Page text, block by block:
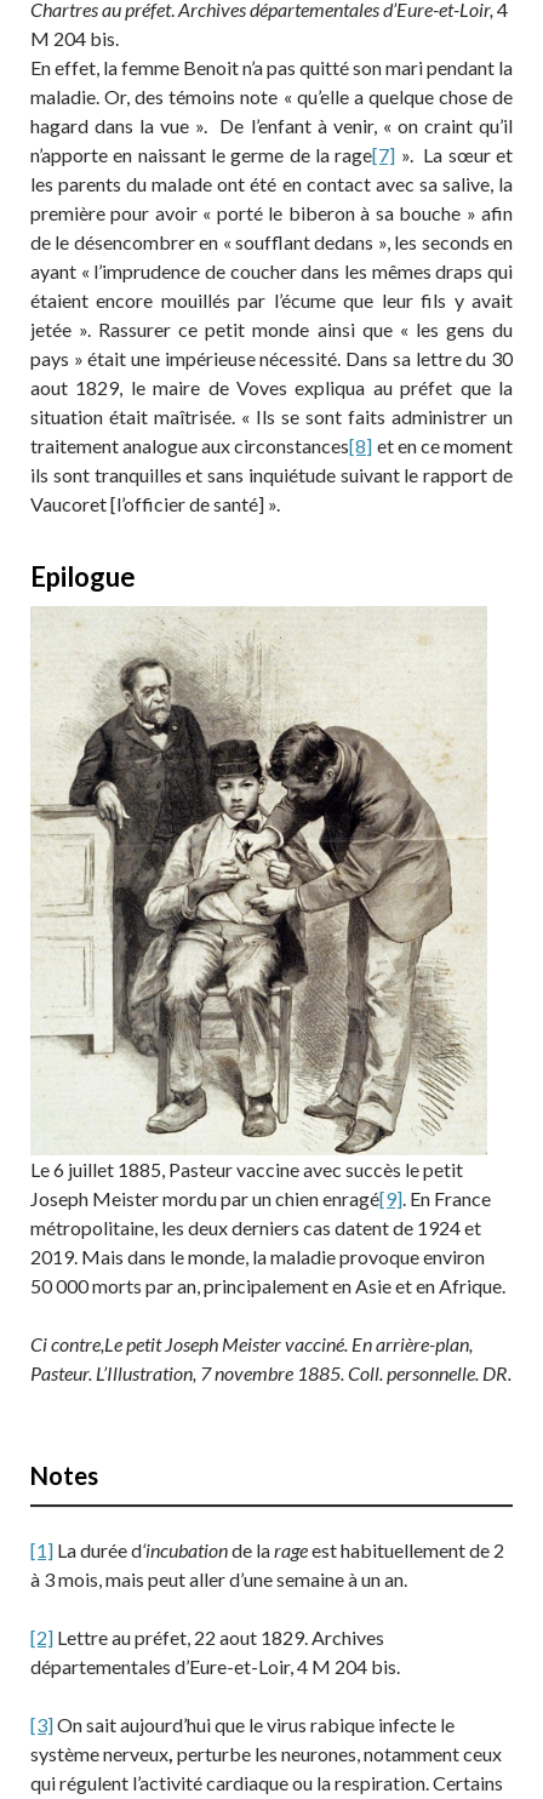
Chartres au préfet.Archives départementales d’Eure-et-Loir, 4
M 204 bis.
En effet, la femme Benoit n’a pas quitté son mari pendant la
maladie. Or, des témoins note « qu’elle a quelque chose de
hagard dans la vue ». De l’enfant à venir, « on craint qu’il
n’apporte en naissant le germe de la rage[7] ». La sœur et
les parents du malade ont été en contact avec sa salive, la
première pour avoir « porté le biberon à sa bouche » afin
de le désencombrer en « soufflant dedans », les seconds en
ayant « l’imprudence de coucher dans les mêmes draps qui
étaient encore mouillés par l’écume que leur fils y avait
jetée ». Rassurer ce petit monde ainsi que « les gens du
pays » était une impérieuse nécessité. Dans sa lettre du 30
aout 1829, le maire de Voves expliqua au préfet que la
situation était maîtrisée. « Ils se sont faits administrer un
traitement analogue aux circonstances[8] et en ce moment
ils sont tranquilles et sans inquiétude suivant le rapport de
Vaucoret [l’officier de santé] ».
Epilogue
Le 6 juillet 1885, Pasteur vaccine avec succès le petit
Joseph Meister mordu par un chien enragé[9]. En France
métropolitaine, les deux derniers cas datent de 1924 et
2019. Mais dans le monde, la maladie provoque environ
50 000 morts par an, principalement en Asie et en Afrique.
Ci contre,Le petit Joseph Meister vacciné. En arrière-plan,
Pasteur. L’Illustration, 7 novembre 1885. Coll. personnelle. DR.
Notes
[1] La durée d‘incubationde larageest habituellement de 2
à 3 mois, mais peut aller d’une semaine à un an.
[2] Lettre au préfet, 22 aout 1829. Archives
départementales d’Eure-et-Loir, 4 M 204 bis.
[3]On sait aujourd’hui que le virus rabique infecte le
système nerveux, perturbe les neurones, notamment ceux
qui régulent l’activité cardiaque ou la respiration. Certains